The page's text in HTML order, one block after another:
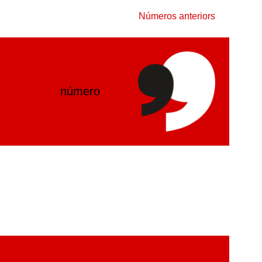
Números anteriors
número